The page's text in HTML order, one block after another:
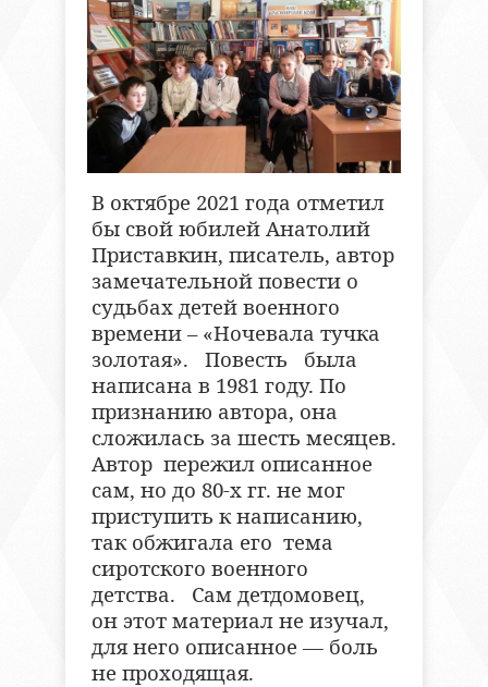
В октябре 2021 года отметил
бы свой юбилей Анатолий
Приставкин, писатель, автор
замечательной повести о
судьбах детей военного
времени – «Ночевала тучка
золотая». Повесть была
написана в 1981 году. По
признанию автора, она
сложилась за шесть месяцев.
Автор пережил описанное
сам, но до 80-х гг. не мог
приступить к написанию,
так обжигала его тема
сиротского военного
детства. Сам детдомовец,
он этот материал не изучал,
для него описанное — боль
не проходящая.